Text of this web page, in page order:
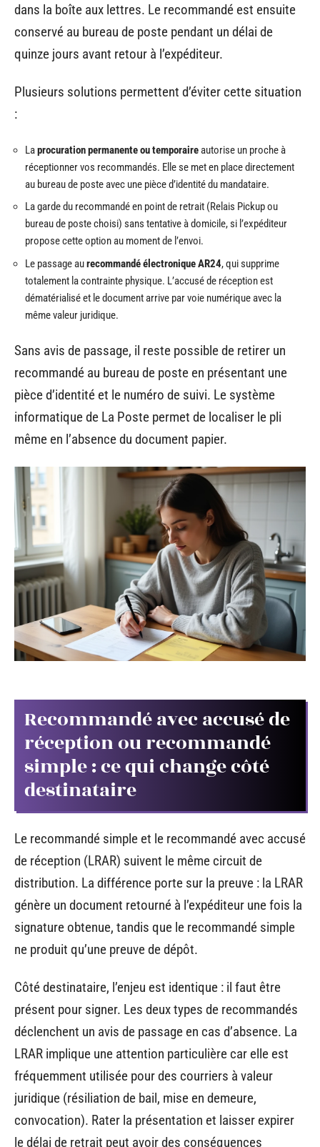
dans la boîte aux lettres. Le recommandé est ensuite
conservé au bureau de poste pendant un délai de
quinze jours avant retour à l’expéditeur.
Plusieurs solutions permettent d’éviter cette situation
:
Laprocuration permanente ou temporaireautorise un proche à
réceptionner vos recommandés. Elle se met en place directement
au bureau de poste avec une pièce d’identité du mandataire.
La garde du recommandé en point de retrait (Relais Pickup ou
bureau de poste choisi) sans tentative à domicile, si l’expéditeur
propose cette option au moment de l’envoi.
Le passage aurecommandé électronique AR24, qui supprime
totalement la contrainte physique. L’accusé de réception est
dématérialisé et le document arrive par voie numérique avec la
même valeur juridique.
Sans avis de passage, il reste possible de retirer un
recommandé au bureau de poste en présentant une
pièce d’identité et le numéro de suivi. Le système
informatique de La Poste permet de localiser le pli
même en l’absence du document papier.
Recommandé avec accusé de
réception ou recommandé
simple : ce qui change côté
destinataire
Le recommandé simple et le recommandé avec accusé
de réception (LRAR) suivent le même circuit de
distribution. La différence porte sur la preuve : la LRAR
génère un document retourné à l’expéditeur une fois la
signature obtenue, tandis que le recommandé simple
ne produit qu’une preuve de dépôt.
Côté destinataire, l’enjeu est identique : il faut être
présent pour signer. Les deux types de recommandés
déclenchent un avis de passage en cas d’absence. La
LRAR implique une attention particulière car elle est
fréquemment utilisée pour des courriers à valeur
juridique (résiliation de bail, mise en demeure,
convocation). Rater la présentation et laisser expirer
le délai de retrait peut avoir des conséquences